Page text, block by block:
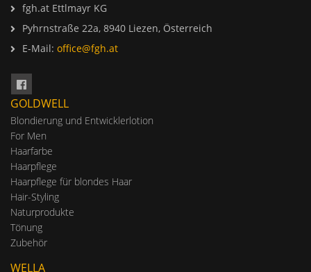
fgh.at Ettlmayr KG
Pyhrnstraße 22a, 8940 Liezen, Österreich
E-Mail: office@fgh.at
GOLDWELL
Blondierung und Entwicklerlotion
For Men
Haarfarbe
Haarpflege
Haarpflege für blondes Haar
Hair-Styling
Naturprodukte
Tönung
Zubehör
WELLA